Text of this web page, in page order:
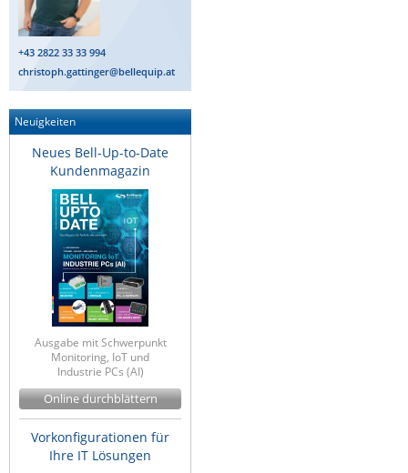
IEC Lock
Ihse
Kerlink
Kramer Electronics
KVM TEC
Legrand
LigoWave
Milesight
Netio
Panorama Antennas
PatchSee
Power Kingdom
Poynting
Raritan
Riello UPS
+43 2822 33 33 994
christoph.gattinger@bellequip.at
Neuigkeiten
Neues Bell-Up-to-Date
Kundenmagazin
Ausgabe mit Schwerpunkt
Monitoring, IoT und
Industrie PCs (AI)
Online durchblättern
Vorkonfigurationen für
Ihre IT Lösungen